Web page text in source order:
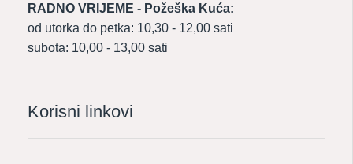
RADNO VRIJEME - Požeška Kuća:
od utorka do petka: 10,30 - 12,00 sati
subota: 10,00 - 13,00 sati
Korisni linkovi